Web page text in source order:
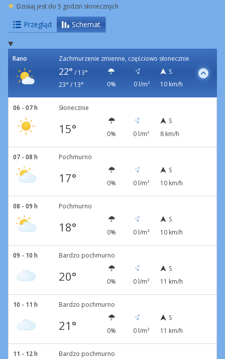
Dzisiaj jest do 5 godzin słonecznych
Przegląd Schemat
Rano Zachmurzenie zmienne, częściowo słonecznie
22° / 13°
23° / 13°
0% 0 l/m²
S
10 km/h
06 - 07 h Słonecznie
15° 0% 0 l/m²
S
8 km/h
07 - 08 h Pochmurno
17° 0% 0 l/m²
S
10 km/h
08 - 09 h Pochmurno
18° 0% 0 l/m²
S
10 km/h
09 - 10 h Bardzo pochmurno
20° 0% 0 l/m²
S
11 km/h
10 - 11 h Bardzo pochmurno
21° 0% 0 l/m²
S
11 km/h
11 - 12 h Bardzo pochmurno